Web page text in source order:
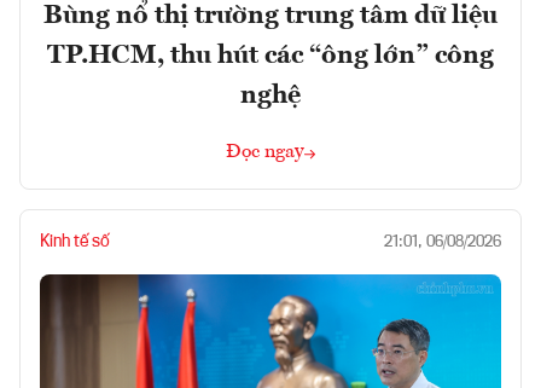
Bùng nổ thị trường trung tâm dữ liệu
TP.HCM, thu hút các “ông lớn” công
nghệ
Đọc ngay
Kinh tế số 21:01, 06/08/2026